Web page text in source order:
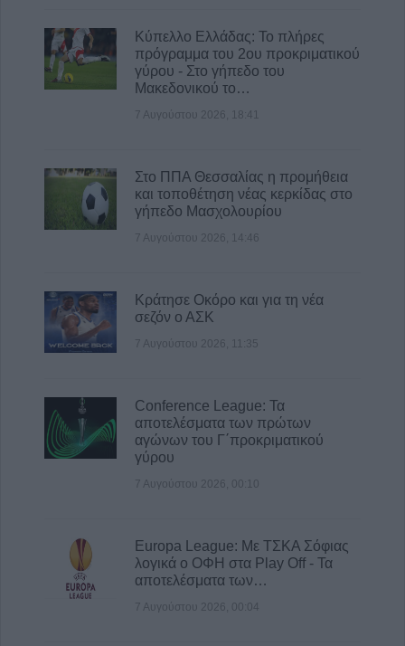
8 Αυγούστου 2026, 13:02
Βλάβη στο δίκτυο υδροδότησης του Παλαμά
το μεσημέρι του Σαββάτου (8/8)
Κύπελλο Ελλάδας: Το πλήρες
πρόγραμμα του 2ου προκριματικού
γύρου - Στο γήπεδο του
Μακεδονικού το…
7 Αυγούστου 2026, 18:41
Στο ΠΠΑ Θεσσαλίας η προμήθεια
και τοποθέτηση νέας κερκίδας στο
γήπεδο Μασχολουρίου
7 Αυγούστου 2026, 14:46
Κράτησε Οκόρο και για τη νέα
σεζόν ο ΑΣΚ
7 Αυγούστου 2026, 11:35
Conference League: Τα
αποτελέσματα των πρώτων
αγώνων του Γ΄προκριματικού
γύρου
7 Αυγούστου 2026, 00:10
Europa League: Με ΤΣΚΑ Σόφιας
λογικά ο ΟΦΗ στα Play Off - Τα
αποτελέσματα των…
7 Αυγούστου 2026, 00:04